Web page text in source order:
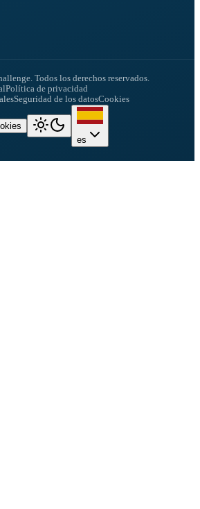
Todos los derechos reservados.
Política de privacidad
Seguridad de los datosCookies
es